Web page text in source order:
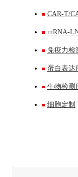
CAR-T/
mRNA-
免疫力检
蛋白表达
生物检测
细胞定制